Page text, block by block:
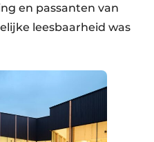
en passanten van
leesbaarheid was